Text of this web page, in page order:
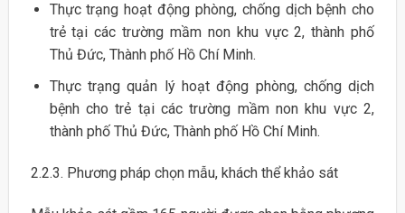
Thực trạng hoạt động phòng, chống dịch bệnh cho
trẻ tại các trường mầm non khu vực 2, thành phố
Thủ Đức, Thành phố Hồ Chí Minh.
Thực trạng quản lý hoạt động phòng, chống dịch
bệnh cho trẻ tại các trường mầm non khu vực 2,
thành phố Thủ Đức, Thành phố Hồ Chí Minh.
2.2.3. Phương pháp chọn mẫu, khách thể khảo sát